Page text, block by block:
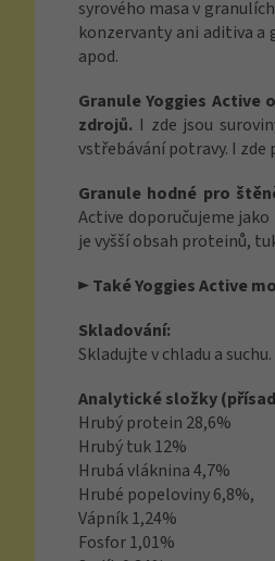
syrového masa v
konzervanty ani aditiva a
apod.
Granule Yoggies Active
zdrojů. I zde jsou
vstřebávání potravy. I
Granule hodné pro
Active doporučujeme
je vyšší obsah proteinů,
► Také Yoggies Active
Skladování:
Skladujte v chladu a
Analytické složky
Hrubý protein 28,6%
Hrubý tuk 12%
Hrubá vláknina 4,7%
Hrubé popeloviny 6,8%,
Vápník 1,24%
Fosfor 1,01%